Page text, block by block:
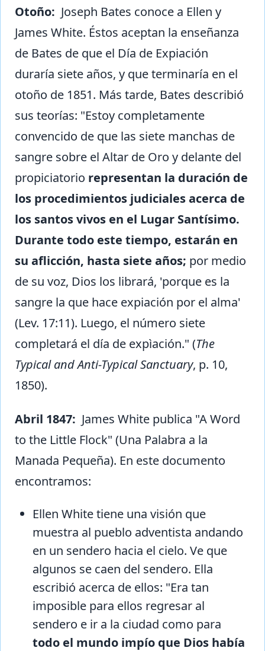
Otoño: Joseph Bates conoce a Ellen y
James White. Éstos aceptan la enseñanza
de Bates de que el Día de Expiación
duraría siete años, y que terminaría en el
otoño de 1851. Más tarde, Bates describió
sus teorías: "Estoy completamente
convencido de que las siete manchas de
sangre sobre el Altar de Oro y delante del
propiciatorio representan la duración de
los procedimientos judiciales acerca de
los santos vivos en el Lugar Santísimo.
Durante todo este tiempo, estarán en
su aflicción, hasta siete años; por medio
de su voz, Dios los librará, 'porque es la
sangre la que hace expiación por el alma'
(Lev. 17:11). Luego, el número siete
completará el día de expìación." (The
Typical and Anti-Typical Sanctuary, p. 10,
1850).
Abril 1847: James White publica "A Word
to the Little Flock" (Una Palabra a la
Manada Pequeña). En este documento
encontramos:
Ellen White tiene una visión que
muestra al pueblo adventista andando
en un sendero hacia el cielo. Ve que
algunos se caen del sendero. Ella
escribió acerca de ellos: "Era tan
imposible para ellos regresar al
sendero e ir a la ciudad como para
todo el mundo impío que Dios había